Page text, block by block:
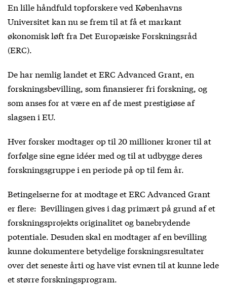
En lille håndfuld topforskere ved Københavns
Universitet kan nu se frem til at få et markant
økonomisk løft fra Det Europæiske Forskningsråd
(ERC).
De har nemlig landet et ERC Advanced Grant, en
forskningsbevilling, som finansierer fri forskning, og
som anses for at være en af de mest prestigiøse af
slagsen i EU.
Hver forsker modtager op til 20 millioner kroner til at
forfølge sine egne idéer med og til at udbygge deres
forskningsgruppe i en periode på op til fem år.
Betingelserne for at modtage et ERC Advanced Grant
er flere: Bevillingen gives i dag primært på grund af et
forskningsprojekts originalitet og banebrydende
potentiale. Desuden skal en modtager af en bevilling
kunne dokumentere betydelige forskningsresultater
over det seneste årti og have vist evnen til at kunne lede
et større forskningsprogram.